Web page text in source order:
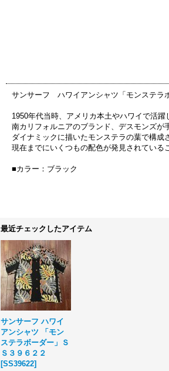
サンサーフ ハワイアンシャツ「モンステラ
1950年代当時、アメリカ本土やハワイで活
南カリフォルニアのブランド、デスモンズが
ダイナミックに描いたモンステラの葉で構成
現在までにいくつもの配色が発見されている
■カラー：ブラック
最近チェックしたアイテム
サンサーフ ハワイ
アンシャツ 「モン
ステラボーダー」Ｓ
Ｓ３９６２２
[SS39622]